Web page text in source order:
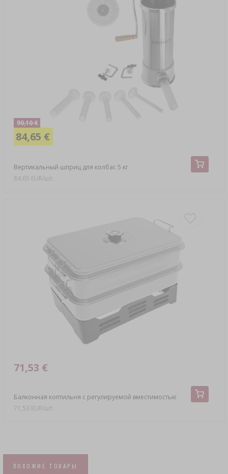
Вертикальный шприц для колбас 5 кг
90,10 €
84,65 €
84,65 EUR/шт.
Балконная коптильня с регулируемой вместимостью
71,53 €
71,53 EUR/шт.
ПОХОЖИЕ ТОВАРЫ